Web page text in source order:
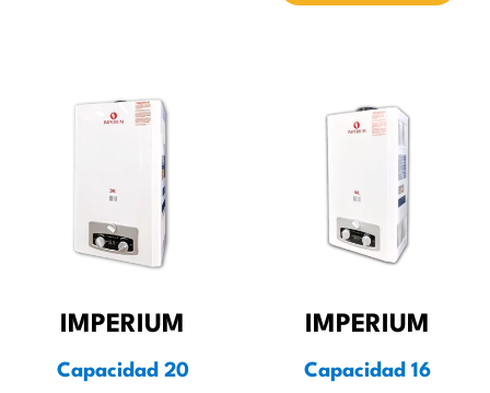
IMPERIUM
Capacidad 20
IMPERIUM
Capacidad 16